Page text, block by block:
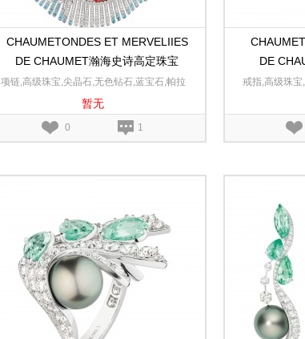
CHAUMETONDES ET MERVELIIES
DE CHAUMET瀚海史诗高定珠宝
Escales彼岸谧湾白金和玫瑰金项链
项链,高级珠宝,尖晶石,无色钻石,蓝宝石,帕拉
伊巴碧玺,18K白金,18K玫瑰金
暂无
0 1
DE
Comètes
戒指,高级珠
宝石,无色